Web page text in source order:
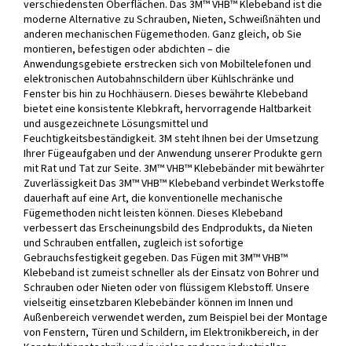
verschiedensten Oberflächen. Das 3M™ VHB™ Klebeband ist die
moderne Alternative zu Schrauben, Nieten, Schweißnähten und
anderen mechanischen Fügemethoden. Ganz gleich, ob Sie
montieren, befestigen oder abdichten – die
Anwendungsgebiete erstrecken sich von Mobiltelefonen und
elektronischen Autobahnschildern über Kühlschränke und
Fenster bis hin zu Hochhäusern. Dieses bewährte Klebeband
bietet eine konsistente Klebkraft, hervorragende Haltbarkeit
und ausgezeichnete Lösungsmittel und
Feuchtigkeitsbeständigkeit. 3M steht Ihnen bei der Umsetzung
Ihrer Fügeaufgaben und der Anwendung unserer Produkte gern
mit Rat und Tat zur Seite. 3M™ VHB™ Klebebänder mit bewährter
Zuverlässigkeit Das 3M™ VHB™ Klebeband verbindet Werkstoffe
dauerhaft auf eine Art, die konventionelle mechanische
Fügemethoden nicht leisten können. Dieses Klebeband
verbessert das Erscheinungsbild des Endprodukts, da Nieten
und Schrauben entfallen, zugleich ist sofortige
Gebrauchsfestigkeit gegeben. Das Fügen mit 3M™ VHB™
Klebeband ist zumeist schneller als der Einsatz von Bohrer und
Schrauben oder Nieten oder von flüssigem Klebstoff. Unsere
vielseitig einsetzbaren Klebebänder können im Innen und
Außenbereich verwendet werden, zum Beispiel bei der Montage
von Fenstern, Türen und Schildern, im Elektronikbereich, in der